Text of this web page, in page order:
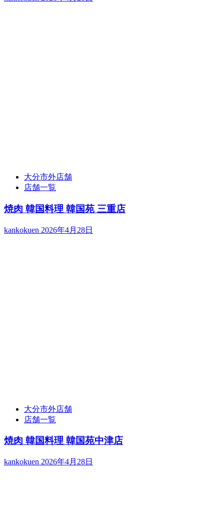
大分市外店舗
店舗一覧
焼肉 韓国料理 韓国苑 三重店
kankokuen 2026年4月28日
大分市外店舗
店舗一覧
焼肉 韓国料理 韓国苑中津店
kankokuen 2026年4月28日